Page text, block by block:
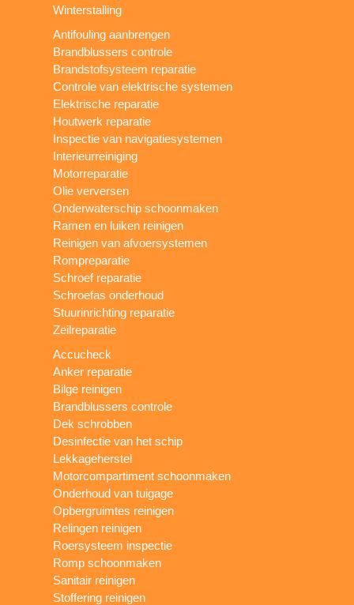
Winterstalling
Antifouling aanbrengen
Brandblussers controle
Brandstofsysteem reparatie
Controle van elektrische systemen
Elektrische reparatie
Houtwerk reparatie
Inspectie van navigatiesystemen
Interieurreiniging
Motorreparatie
Olie verversen
Onderwaterschip schoonmaken
Ramen en luiken reinigen
Reinigen van afvoersystemen
Rompreparatie
Schroef reparatie
Schroefas onderhoud
Stuurinrichting reparatie
Zeilreparatie
Accucheck
Anker reparatie
Bilge reinigen
Brandblussers controle
Dek schrobben
Desinfectie van het schip
Lekkageherstel
Motorcompartiment schoonmaken
Onderhoud van tuigage
Opbergruimtes reinigen
Relingen reinigen
Roersysteem inspectie
Romp schoonmaken
Sanitair reinigen
Stoffering reinigen